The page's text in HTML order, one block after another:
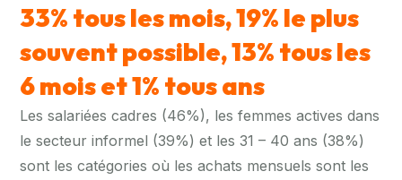
33% tous les mois, 19% le plus
souvent possible, 13% tous les
6 mois et 1% tousans
Les salariées cadres (46%), les femmes actives dans
le secteur informel (39%) et les 31 – 40 ans (38%)
sont les catégories où les achats mensuels sont les